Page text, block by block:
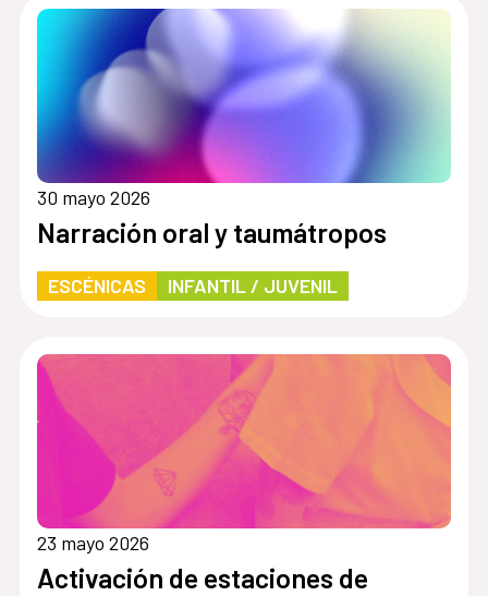
30 mayo 2026
Narración oral y taumátropos
ESCÉNICAS INFANTIL / JUVENIL
23 mayo 2026
Activación de estaciones de